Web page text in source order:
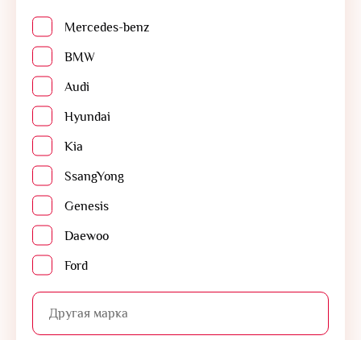
Mercedes-benz
BMW
Audi
Hyundai
Kia
SsangYong
Genesis
Daewoo
Ford